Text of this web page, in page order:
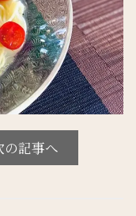
の記事へ